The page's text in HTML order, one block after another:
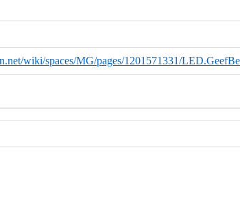
wiki/spaces/MG/pages/1201571331/